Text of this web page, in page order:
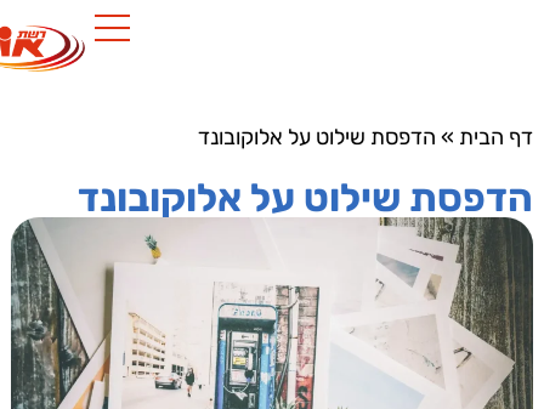
»הדפסת שילוט על אלוקובונד
שילוט על אלוקובונד